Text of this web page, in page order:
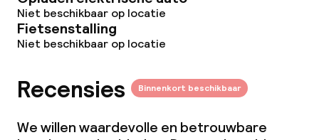
Niet beschikbaar op locatie
Fietsenstalling
Niet beschikbaar op locatie
Recensies Binnenkort beschikbaar
We willen waardevolle en betrouwbare